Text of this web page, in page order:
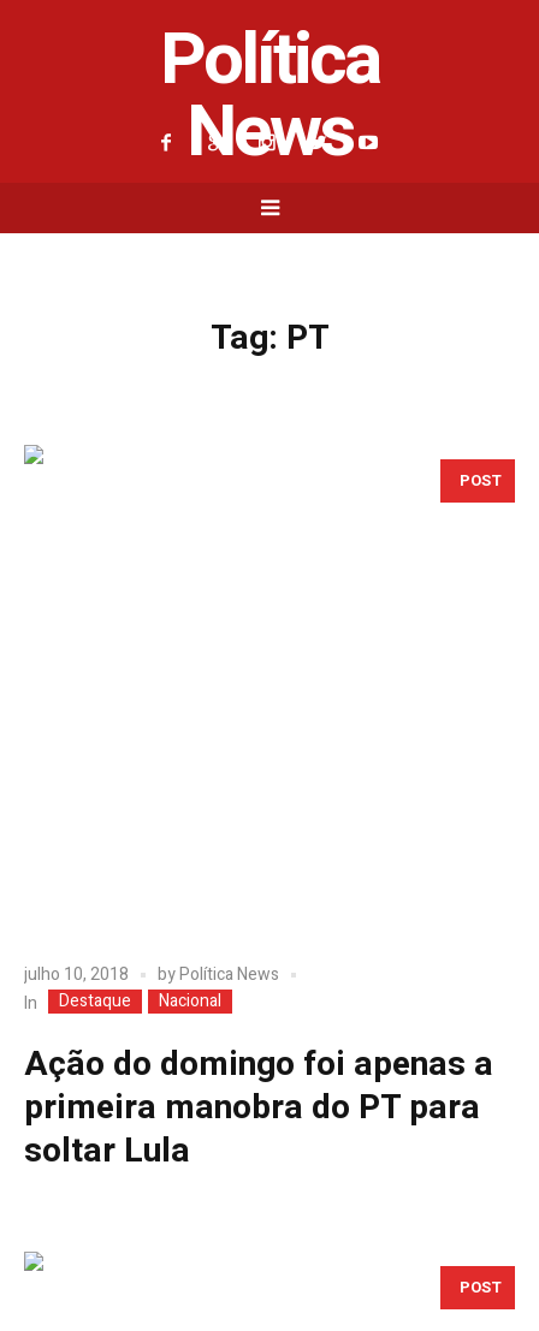
Política
News
Tag: PT
POST
julho 10, 2018 byPolítica News
In
Destaque Nacional
Ação do domingo foi apenas a
primeira manobra do PT para
soltar Lula
POST